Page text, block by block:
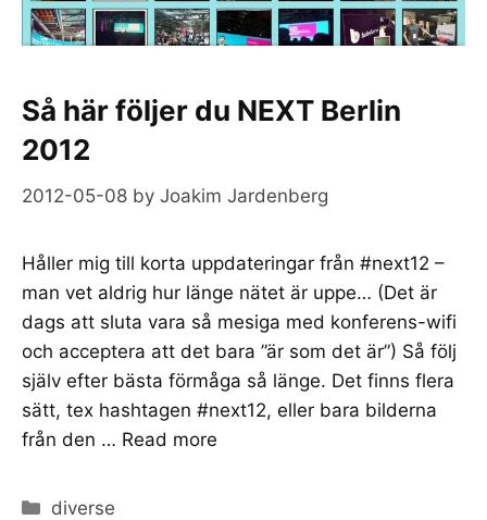
Så här följer du NEXT Berlin
2012
2012-05-08 by Joakim Jardenberg
Håller mig till korta uppdateringar från #next12 –
man vet aldrig hur länge nätet är uppe… (Det är
dags att sluta vara så mesiga med konferens-wifi
och acceptera att det bara ”är som det är”) Så följ
själv efter bästa förmåga så länge. Det finns flera
sätt, tex hashtagen #next12, eller bara bilderna
från den … Read more
Categories
diverse